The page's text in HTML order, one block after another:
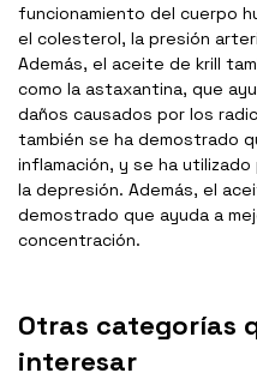
funcionamiento del cuerpo
el colesterol, la presión
Además, el aceite de krill
como la astaxantina, que
daños causados por los
también se ha demostrado
inflamación, y se ha
la depresión. Además, el
demostrado que ayuda a
concentración.
Otras categorías
interesar